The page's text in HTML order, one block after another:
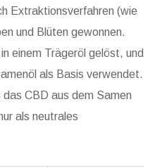
Extraktionsverfahren (wie
und Blüten gewonnen.
einem Trägeröl gelöst, und
als Basis verwendet.
CBD aus dem Samen
als neutrales